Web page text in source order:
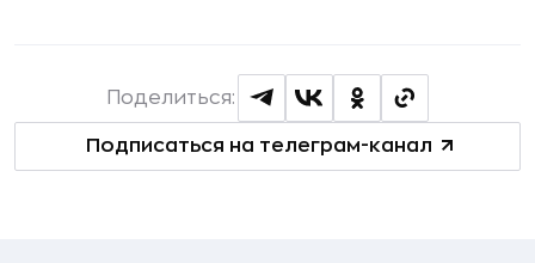
Подписаться на телеграм-канал
Поделиться: